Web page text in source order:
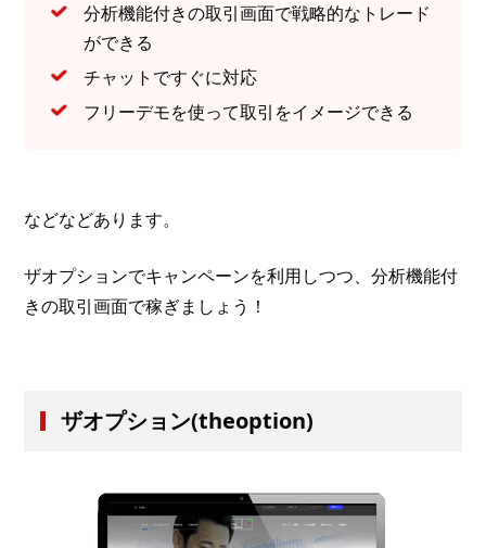
分析機能付きの取引画面で戦略的なトレード
ができる
チャットですぐに対応
フリーデモを使って取引をイメージできる
などなどあります。
ザオプションでキャンペーンを利用しつつ、分析機能付
きの取引画面で稼ぎましょう！
ザオプション(theoption)